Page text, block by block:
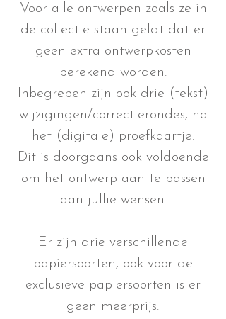
Voor alle ontwerpen zoals ze in
de collectie staan geldt dat er
geen extra ontwerpkosten
berekend worden.
Inbegrepen zijn ook drie (tekst)
wijzigingen/correctierondes, na
het (digitale) proefkaartje.
Dit is doorgaans ook voldoende
om het ontwerp aan te passen
aan jullie wensen.
Er zijn drie verschillende
papiersoorten, ook voor de
exclusieve papiersoorten is er
geen meerprijs: